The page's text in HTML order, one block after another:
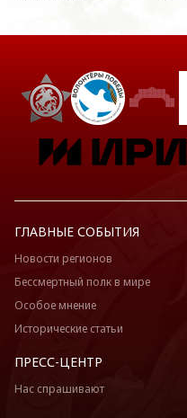
ГЛАВНЫЕ СОБЫТИЯ
Новости регионов
Бессмертный полк в мире
Особое мнение
Исторические статьи
ПРЕСС-ЦЕНТР
Нас спрашивают